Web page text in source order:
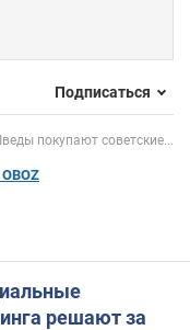
Подписаться
покупают советские...
решают за